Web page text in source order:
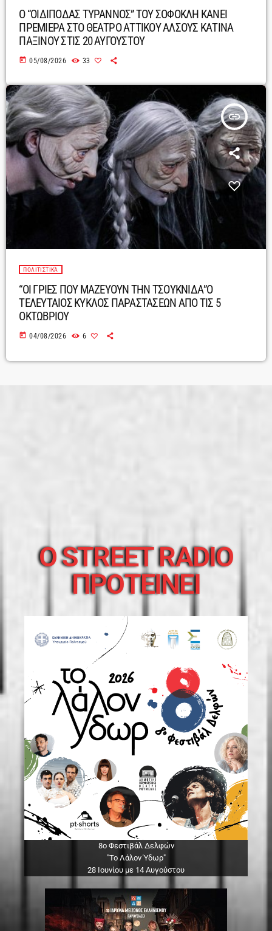
Ο “ΟΙΔΙΠΟΔΑΣ ΤΥΡΑΝΝΟΣ” ΤΟΥ ΣΟΦΟΚΛΗ ΚΑΝΕΙ
ΠΡΕΜΙΕΡΑ ΣΤΟ ΘΕΑΤΡΟ ΑΤΤΙΚΟΥ ΑΛΣΟΥΣ ΚΑΤΙΝΑ
ΠΑΞΙΝΟΥ ΣΤΙΣ 20 ΑΥΓΟΥΣΤΟΥ
today 05/08/2026 33
insert_link
ΠΟΛΙΤΙΣΤΙΚΆ
“ΟΙ ΓΡΙΕΣ ΠΟΥ ΜΑΖΕΥΟΥΝ ΤΗΝ ΤΣΟΥΚΝΙΔΑ”Ο
ΤΕΛΕΥΤΑΙΟΣ ΚΥΚΛΟΣ ΠΑΡΑΣΤΑΣΕΩΝ ΑΠΟ ΤΙΣ 5
ΟΚΤΩΒΡΙΟΥ
today 04/08/2026 6
O STREET RADIO
ΠΡΟΤΕΙΝΕΙ
8ο Φεστιβάλ Δελφών
"Το Λάλον Ύδωρ"
28 Ιουνίου με 14 Αυγούστου